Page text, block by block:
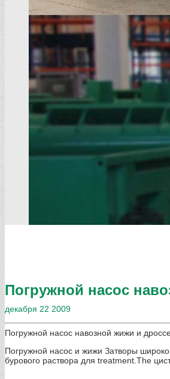
Погружной насос
декабря 22 2009
Погружной насос навозной жижи и
Погружной насос и жижи Затворы
бурового раствора для treatment.The